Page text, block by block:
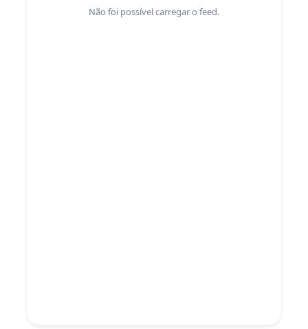
Não foi possível carregar o feed.